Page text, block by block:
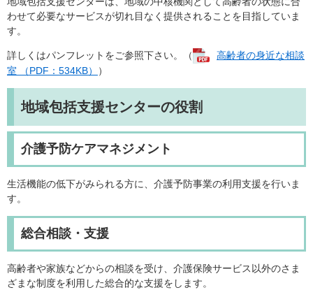
わせて必要なサービスが切れ目なく提供されることを目指していま
す。
詳しくはパンフレットをご参照下さい。（
高齢者の身近な相談
室 （PDF：534KB）
）
地域包括支援センターの役割
介護予防ケアマネジメント
生活機能の低下がみられる方に、介護予防事業の利用支援を行いま
す。
総合相談・支援
高齢者や家族などからの相談を受け、介護保険サービス以外のさま
ざまな制度を利用した総合的な支援をします。